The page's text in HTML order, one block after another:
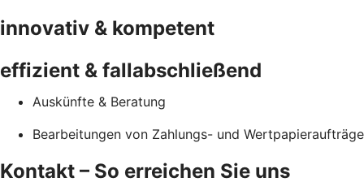
innovativ & kompetent
effizient & fallabschließend
Auskünfte & Beratung
Bearbeitungen von Zahlungs- und Wertpapieraufträge
Kontakt – So erreichen Sie uns